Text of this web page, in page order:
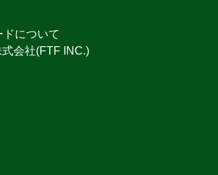
について
会社(FTF INC.)